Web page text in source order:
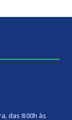
das 8:00h às